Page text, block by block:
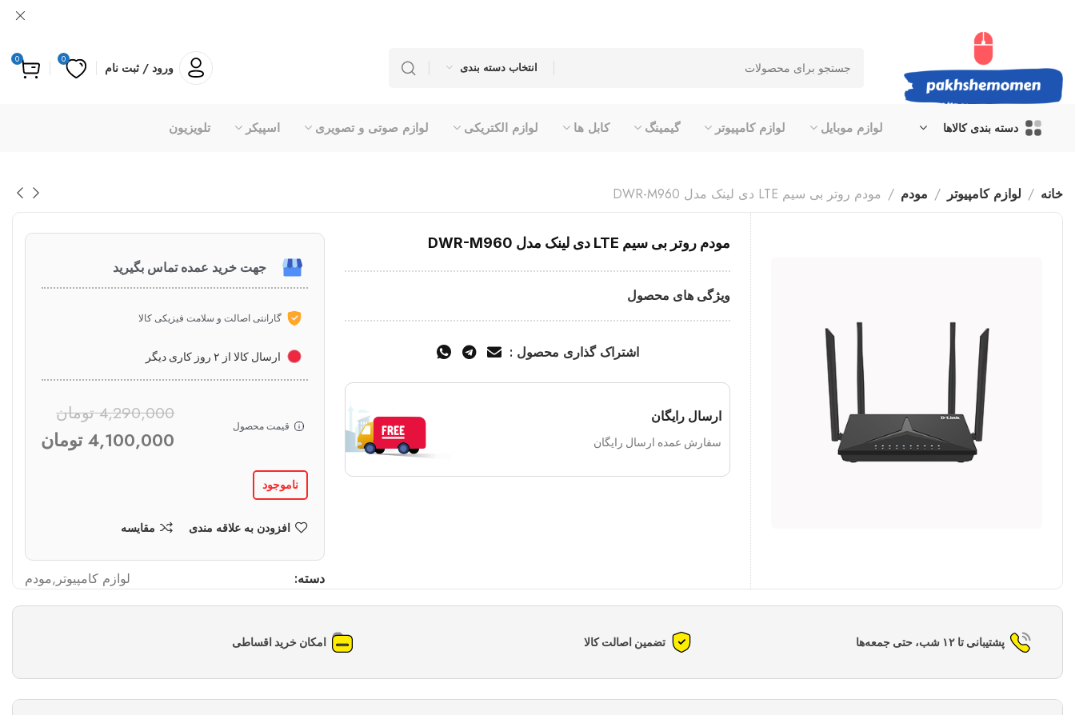
انتخاب دسته بندی ورود / ثبت نام
0
0
دسته بندی کالاها لوازم موبایل لوازم کامپیوتر گیمینگ کابل ها لوازم الکتریکی لوازم صوتی و تصویری اسپیکر تلویزیون
خانه لوازم کامپیوتر مودم مودم روتر بی سیم LTE دی لینک مدل DWR-M960
مودم روتر بی سیم LTE دی لینک مدل DWR-M960
ویژگی های محصول
اشتراک گذاری محصول :
ارسال رایگان
سفارش عمده ارسال رایگان
جهت خرید عمده تماس بگیرید
گارانتی اصالت و سلامت فیزیکی کالا
ارسال کالا از ۲ روز کاری دیگر
قیمت محصول
4,290,000 تومان
4,100,000 تومان
ناموجود
افزودن به علاقه مندی مقایسه
دسته: لوازم کامپیوتر ,مودم
پشتیبانی تا ۱۲ شب، حتی جمعه‌ها تضمین اصالت کالا امکان خرید اقساطی